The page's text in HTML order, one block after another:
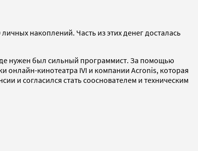
накоплений. Часть из этих денег досталась
нужен был сильный программист. За помощью
онлайн-кинотеатра IVI и компании Acronis, которая
и согласился стать сооснователем и техническим